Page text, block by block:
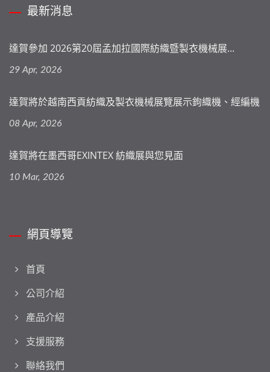
最新消息
達賀參加 2026第20屆孟加拉國際紡織暨製衣機械展...
29 Apr, 2026
達賀將於越南西貢紡織及製衣機械展覽展示鉤織機、經編機
08 Apr, 2026
達賀將在墨西哥EXINTEX 紡織展與您見面
10 Mar, 2026
網頁導覽
首頁
公司介紹
產品介紹
支援服務
聯絡我們